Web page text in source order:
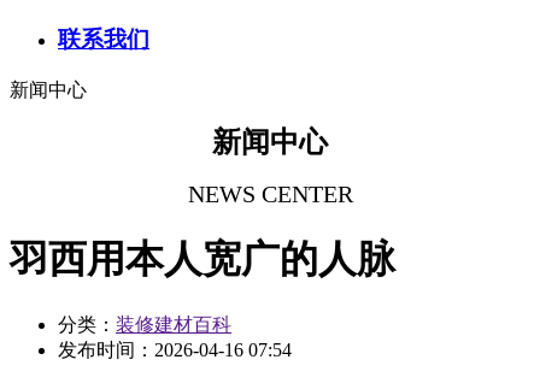
联系我们
新闻中心
新闻中心
NEWS CENTER
羽西用本人宽广的人脉
分类： 装修建材百科
发布时间： 2026-04-16 07:54